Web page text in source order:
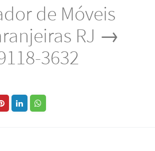
de Móveis
RJ →
3632